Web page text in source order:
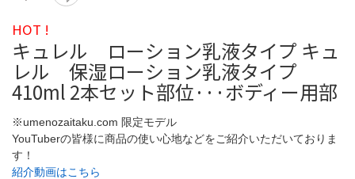
HOT !
キュレル ローション乳液タイプ キュ
レル 保湿ローション乳液タイプ
410ml 2本セット部位···ボディー用部
※umenozaitaku.com 限定モデル
YouTuberの皆様に商品の使い心地などをご紹介いただいておりま
す！
紹介動画はこちら